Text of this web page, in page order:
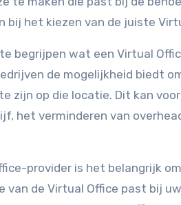
bij het kiezen van de juiste
begrijpen wat een Virtual
de mogelijkheid biedt
zijn op die locatie. Dit kan
het verminderen van
provider is het belangrijk
van de Virtual Office past bij